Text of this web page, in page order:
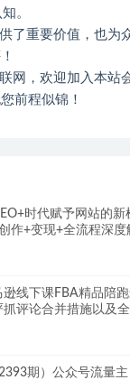
。
了重要价值，也为
网，欢迎加入本站
前程似锦！
时代赋予网站的新
作+变现+全流程深度
逊线下课FBA精品陪
抓评论合并措施以及
期）公众号流量